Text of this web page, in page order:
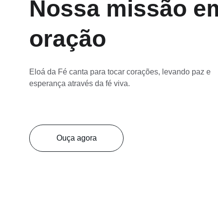
Nossa missão
oração
Eloá da Fé canta para tocar corações, levando paz e
esperança através da fé viva.
Ouça agora